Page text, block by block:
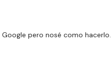
pero nosé como hacerlo.